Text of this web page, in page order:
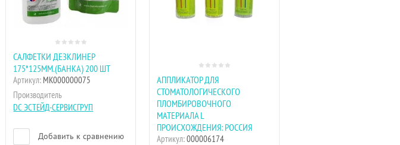
САЛФЕТКИ ДЕЗКЛИНЕР
175*125ММ.(БАНКА) 200 ШТ
Артикул: МК000000075
Производитель
DC ЭСТЕЙД-СЕРВИСГРУП
Добавить к сравнению
АППЛИКАТОР ДЛЯ
СТОМАТОЛОГИЧЕСКОГО
ПЛОМБИРОВОЧНОГО
МАТЕРИАЛА L
ПРОИСХОЖДЕНИЯ: РОССИЯ
Артикул:000006174